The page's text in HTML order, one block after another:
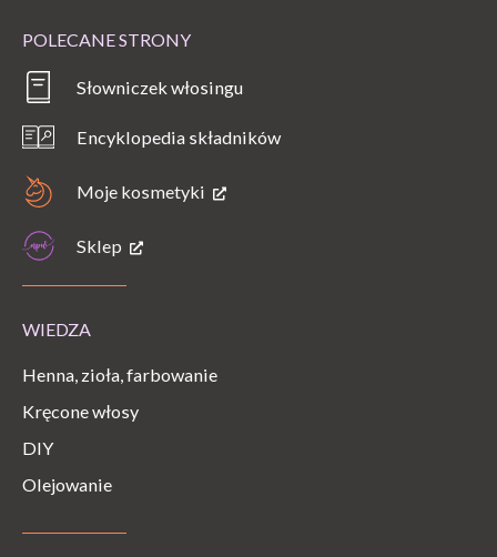
POLECANE STRONY
Słowniczek włosingu
Encyklopedia składników
Moje kosmetyki
Sklep
WIEDZA
Henna, zioła, farbowanie
Kręcone włosy
DIY
Olejowanie